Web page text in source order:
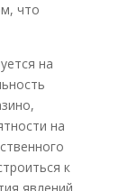
что
на
на
к